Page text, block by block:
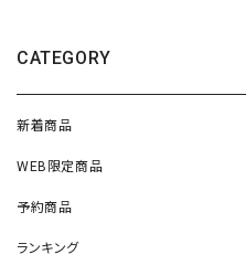
CATEGORY
新着商品
WEB限定商品
予約商品
ランキング